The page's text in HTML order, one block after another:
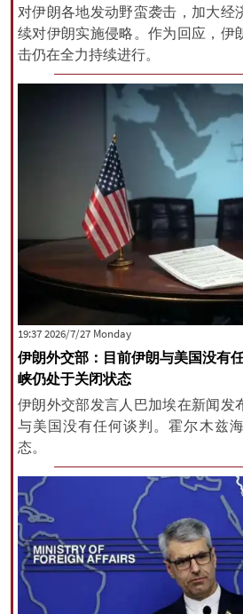
对伊朗各地发动野蛮袭击，加大经
续对伊朗实施侵略。作为回应，伊
击仍在全力持续进行。
‫‫Monday‬‬ 2026/7/27 19:37
伊朗外交部：目前伊朗与美国没有
峡仍处于关闭状态
伊朗外交部发言人巴加埃在新闻发
与美国没有任何谈判。霍尔木兹
态。